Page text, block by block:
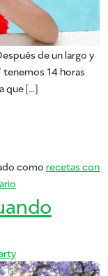
de un largo y
tenemos 14 horas
que […]
como recetas con